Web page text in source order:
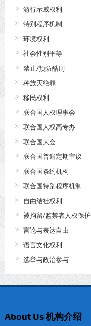
游行示威权利
特别程序机制
环境权利
社会性别平等
禁止/预防酷刑
种族灭绝罪
移民权利
联合国人权理事会
联合国人权高专办
联合国大会
联合国普遍定期审议
联合国条约机构
联合国特别程序机制
自由结社权利
被拘留/监禁者人权保护
言论与表达自由
语言文化权利
选举与政治参与
About Us 机构介绍